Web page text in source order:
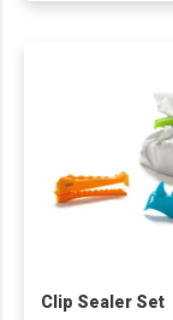
Clip Sealer Set